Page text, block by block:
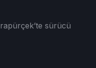
sürücü